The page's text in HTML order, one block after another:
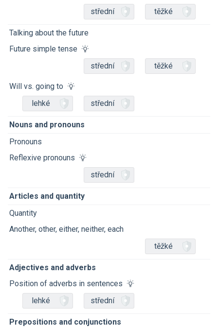
střední
těžké
Talking about the future
Future simple tense
střední
těžké
Will vs. going to
lehké
střední
Nouns and pronouns
Pronouns
Reflexive pronouns
střední
Articles and quantity
Quantity
Another, other, either, neither, each
těžké
Adjectives and adverbs
Position of adverbs in sentences
lehké
střední
Prepositions and conjunctions